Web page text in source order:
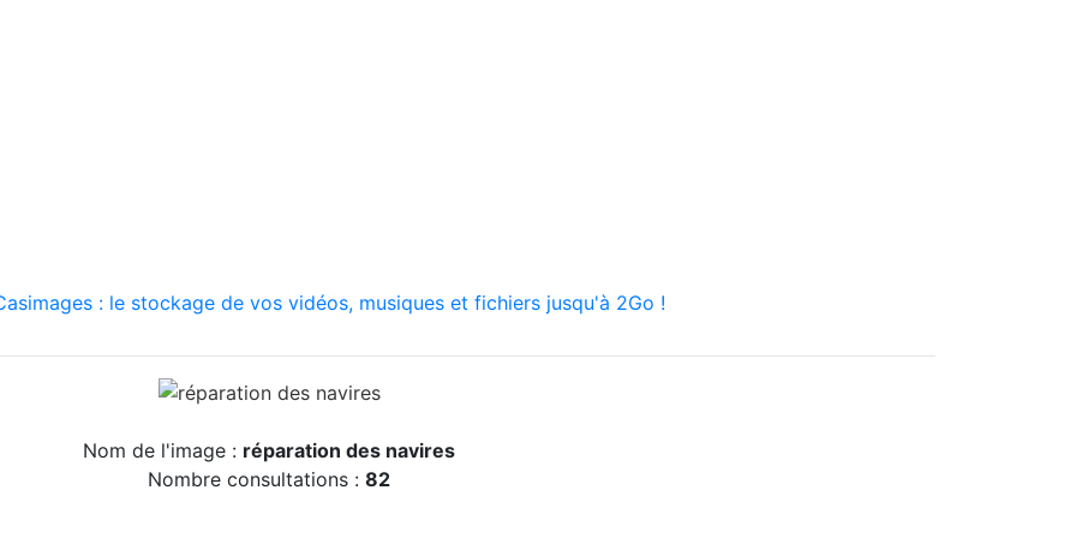
: le stockage de vos vidéos, musiques et fichiers jusqu'à 2Go !
Nom de l'image : réparation des navires
Nombre consultations : 82